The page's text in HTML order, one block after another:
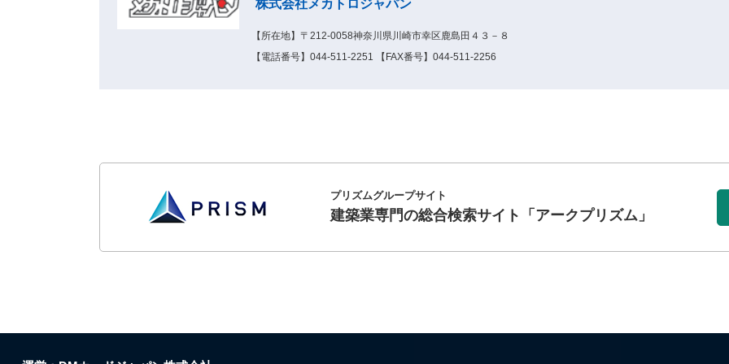
株式会社メカトロジャパン
【所在地】〒212-0058神奈川県川崎市幸区鹿島田４３－８
【電話番号】044-511-2251 【FAX番号】044-511-2256
プリズムグループサイト
建築業専門の総合検索サイト 「アークプリズム」